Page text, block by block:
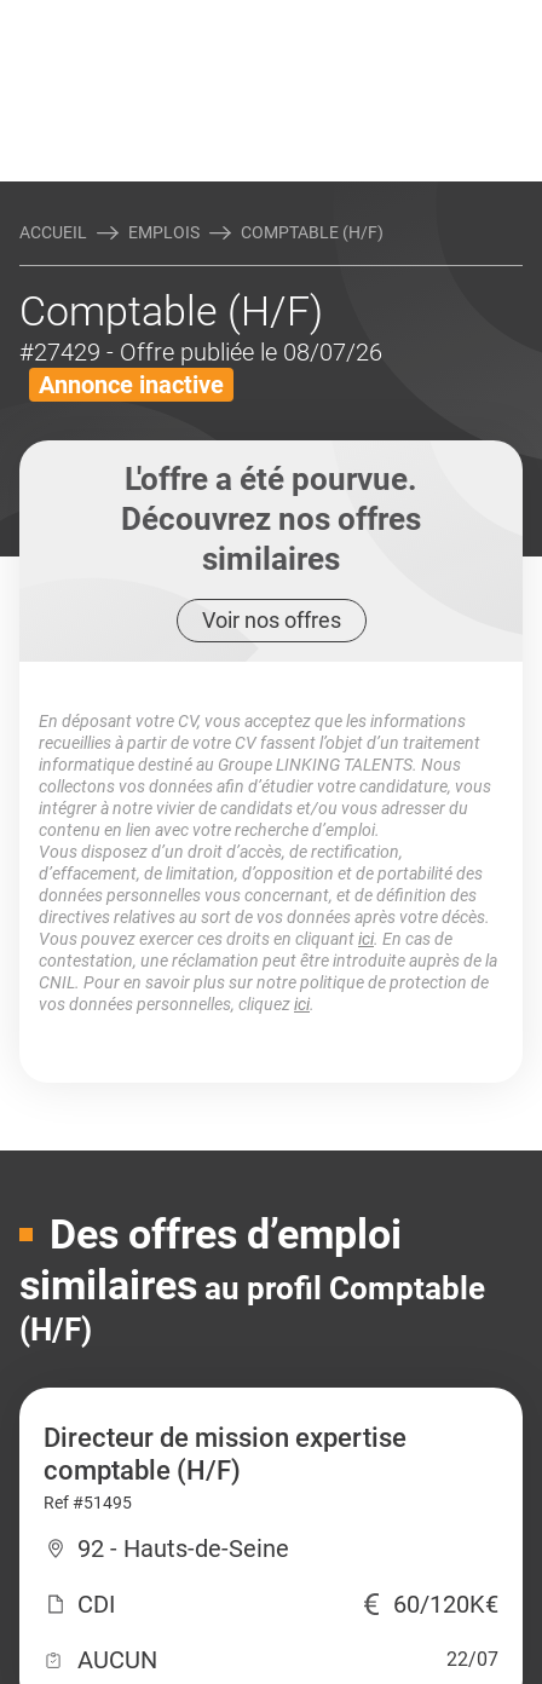
ACCUEIL EMPLOIS COMPTABLE (H/F)
Comptable (H/F)
#27429 - Offre publiée le 08/07/26
Annonce inactive
L'offre a été pourvue.
Découvrez nos offres
similaires
Voir nos offres
En déposant votre CV, vous acceptez que les informations
recueillies à partir de votre CV fassent l’objet d’un traitement
informatique destiné au Groupe LINKING TALENTS. Nous
collectons vos données afin d’étudier votre candidature, vous
intégrer à notre vivier de candidats et/ou vous adresser du
contenu en lien avec votre recherche d’emploi.
Vous disposez d’un droit d’accès, de rectification,
d’effacement, de limitation, d’opposition et de portabilité des
données personnelles vous concernant, et de définition des
directives relatives au sort de vos données après votre décès.
Vous pouvez exercer ces droits en cliquantici. En cas de
contestation, une réclamation peut être introduite auprès de la
CNIL. Pour en savoir plus sur notre politique de protection de
vos données personnelles, cliquezici.
Des offres d’emploi
similaires au profil Comptable
(H/F)
Directeur de mission expertise
comptable (H/F)
Ref #51495
92 - Hauts-de-Seine
CDI
60/120K€
AUCUN
22/07